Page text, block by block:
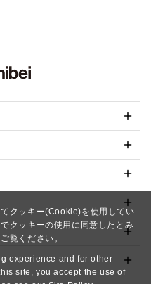
クッキー(Cookie)を使用してい
クッキーの使用に同意したとみ
覧ください。
experience and for other
site, you accept the use of